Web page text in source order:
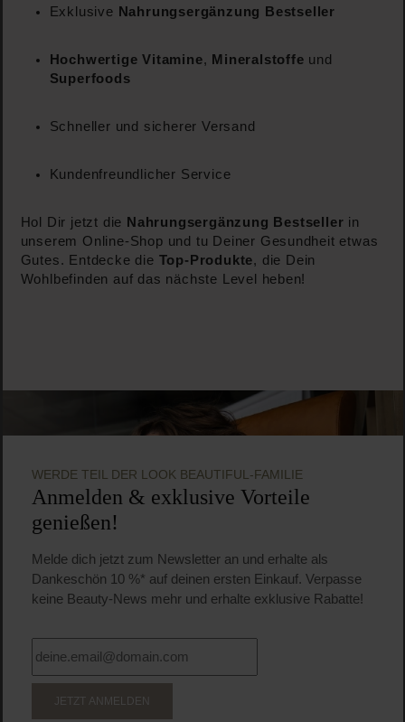
Exklusive Nahrungsergänzung Bestseller
Hochwertige Vitamine, Mineralstoffe und
Superfoods
Schneller und sicherer Versand
Kundenfreundlicher Service
Hol Dir jetzt die Nahrungsergänzung Bestseller in
unserem Online-Shop und tu Deiner Gesundheit etwas
Gutes. Entdecke die Top-Produkte, die Dein
Wohlbefinden auf das nächste Level heben!
WERDE TEIL DER LOOK BEAUTIFUL-FAMILIE
Anmelden & exklusive Vorteile
genießen!
Melde dich jetzt zum Newsletter an und erhalte als
Dankeschön 10 %* auf deinen ersten Einkauf. Verpasse
keine Beauty-News mehr und erhalte exklusive Rabatte!
JETZT ANMELDEN